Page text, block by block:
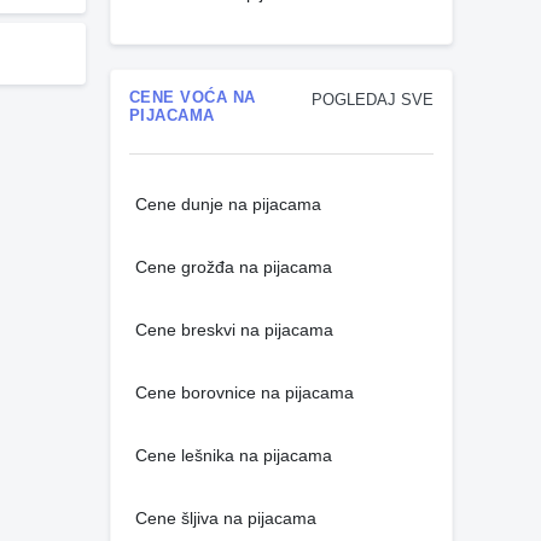
POGLEDAJ SVE
CENE VOĆA NA
PIJACAMA
Cene dunje na pijacama
Cene grožđa na pijacama
Cene breskvi na pijacama
Cene borovnice na pijacama
Cene lešnika na pijacama
Cene šljiva na pijacama